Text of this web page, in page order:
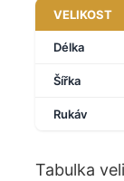
VELIKOST
Délka
Šířka
Rukáv
Tabulka